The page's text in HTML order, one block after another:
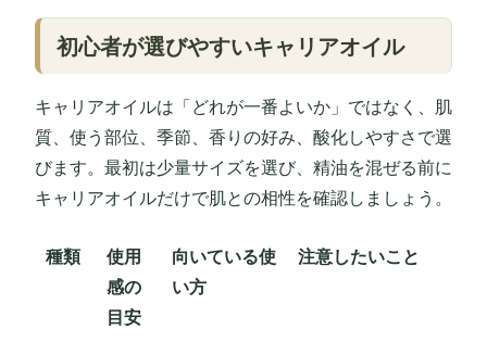
初心者が選びやすいキャリアオイル
キャリアオイルは「どれが一番よいか」ではなく、肌
質、使う部位、季節、香りの好み、酸化しやすさで選
びます。最初は少量サイズを選び、精油を混ぜる前に
キャリアオイルだけで肌との相性を確認しましょう。
種類
使用
感の
目安
向いている使
い方
注意したいこと